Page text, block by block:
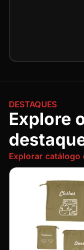
DESTAQUES
Explore
Explorar catálogo